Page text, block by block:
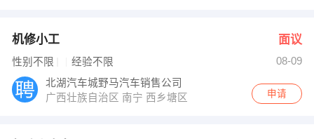
机修小工 面议
性别不限 经验不限
08-09
北湖汽车城野马汽车销售公司
广西壮族自治区 南宁 西乡塘区
申请